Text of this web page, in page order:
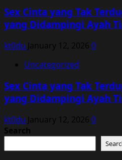
Sex Cinta yang Tak
yang Didampingi Ayah
kt0du January 12, 2026 0
Uncategorized
Sex Cinta yang Tak
yang Didampingi Ayah
kt0du January 12, 2026 0
Search